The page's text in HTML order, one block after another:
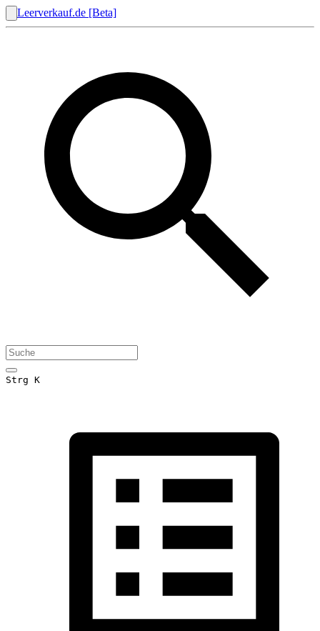
Leerverkauf.de [Beta]
Strg K